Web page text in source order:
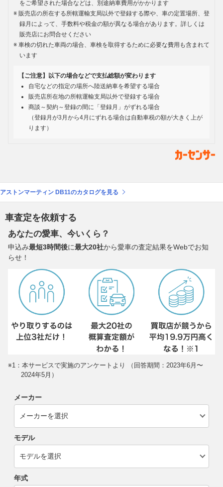
をご希望された場合などは、別途納車費用がかかります
販売店の所在する所轄運輸支局以外で登録する際や、車の定置場所、登
録月によって、手数料や税金の額が異なる場合があります。詳しくは
販売店にお問合せください
車検の切れた車両の場合、車検を取得するために必要な費用も含まれて
います
【ご注意】以下の場合などで支払総額が変わります
自宅などの指定の場所へ陸送納車を希望する場合
販売店所在地の所轄運輸支局以外で登録する場合
商談～契約～登録の間に「登録月」がずれる場合
（登録月が3月から4月にずれる場合は自動車税の額が大きく上が
ります）
アストンマーティン DB11のカタログを見る
車査定を依頼する
あなたの愛車、今いくら？
申込み最短3時間後に最大20社から愛車の査定結果をWebでお知
らせ！
※1：本サービスで実施のアンケートより （回答期間：2023年6月〜
2024年5月）
メーカー
モデル
年式